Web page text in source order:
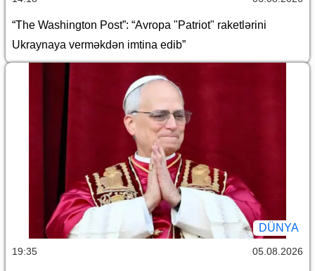
“The Washington Post”: “Avropa "Patriot" raketlərini
Ukraynaya verməkdən imtina edib”
DÜNYA
19:35 05.08.2026